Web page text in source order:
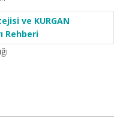
ve KURGAN
Rehberi